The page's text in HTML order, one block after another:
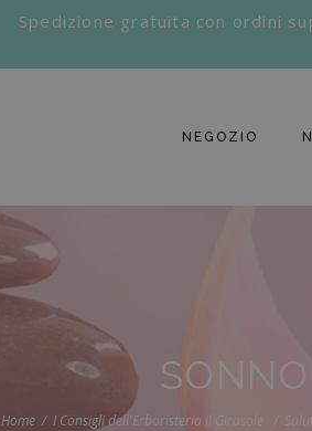
Spedizione gratuita con ordini
NEGOZIO
SONNO
Home I Consigli dell'Erboristeria il Girasole